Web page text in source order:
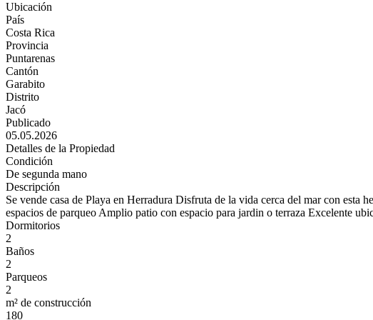
Ubicación
País
Costa Rica
Provincia
Puntarenas
Cantón
Garabito
Distrito
Jacó
Publicado
05.05.2026
Detalles de la Propiedad
Condición
De segunda mano
Descripción
Se vende casa de Playa en Herradura Disfruta de la vida cerca del mar con esta
espacios de parqueo Amplio patio con espacio para jardin o terraza Excelente
Dormitorios
2
Baños
2
Parqueos
2
m² de construcción
180